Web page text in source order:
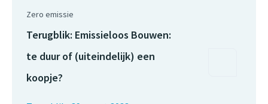
Zero emissie
Terugblik: Emissieloos Bouwen:
te duur of (uiteindelijk) een
koopje?